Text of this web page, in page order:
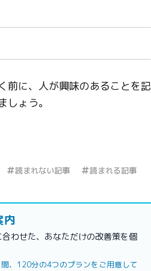
前に、人が興味のあることを記
ょう。
読まれない記事
読まれる記事
内
わせた、あなただけの改善策を個
、120分の4つのプランをご用意して